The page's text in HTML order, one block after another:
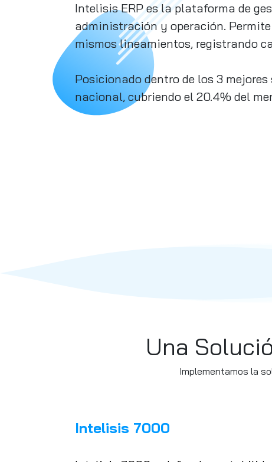
Intelisis ERP es la plataforma de
administración y operación.
mismos lineamientos, registrando
Posicionado dentro de los 3
nacional, cubriendo el 20.4% del
Una
Implementamos la
Intelisis 7000